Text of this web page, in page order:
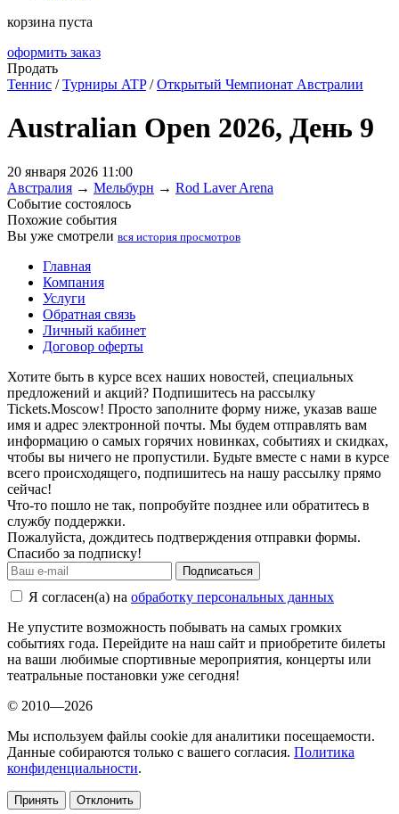
корзина пуста
оформить заказ
Продать
Теннис /Турниры ATP/Открытый Чемпионат Австралии
Australian Open 2026, День 9
20 января 2026 11:00
Австралия → Мельбурн → Rod Laver Arena
Событие состоялось
Похожие события
Вы уже смотрели вся история просмотров
Главная
Компания
Услуги
Обратная связь
Личный кабинет
Договор оферты
Хотите быть в курсе всех наших новостей, специальных
предложений и акций? Подпишитесь на рассылку
Tickets.Moscow! Просто заполните форму ниже, указав ваше
имя и адрес электронной почты. Мы будем отправлять вам
информацию о самых горячих новинках, событиях и скидках,
чтобы вы ничего не пропустили. Будьте вместе с нами в курсе
всего происходящего, подпишитесь на нашу рассылку прямо
сейчас!
Что-то пошло не так, попробуйте позднее или обратитесь в
службу поддержки.
Пожалуйста, дождитесь подтверждения отправки формы.
Спасибо за подписку!
Подписаться
Я согласен(а) на обработку персональных данных
Не упустите возможность побывать на самых громких
событиях года. Перейдите на наш сайт и приобретите билеты
на ваши любимые спортивные мероприятия, концерты или
театральные постановки уже сегодня!
© 2010—2026
Мы используем файлы cookie для аналитики посещаемости.
Данные собираются только с вашего согласия. Политика
конфиденциальности.
Принять Отклонить